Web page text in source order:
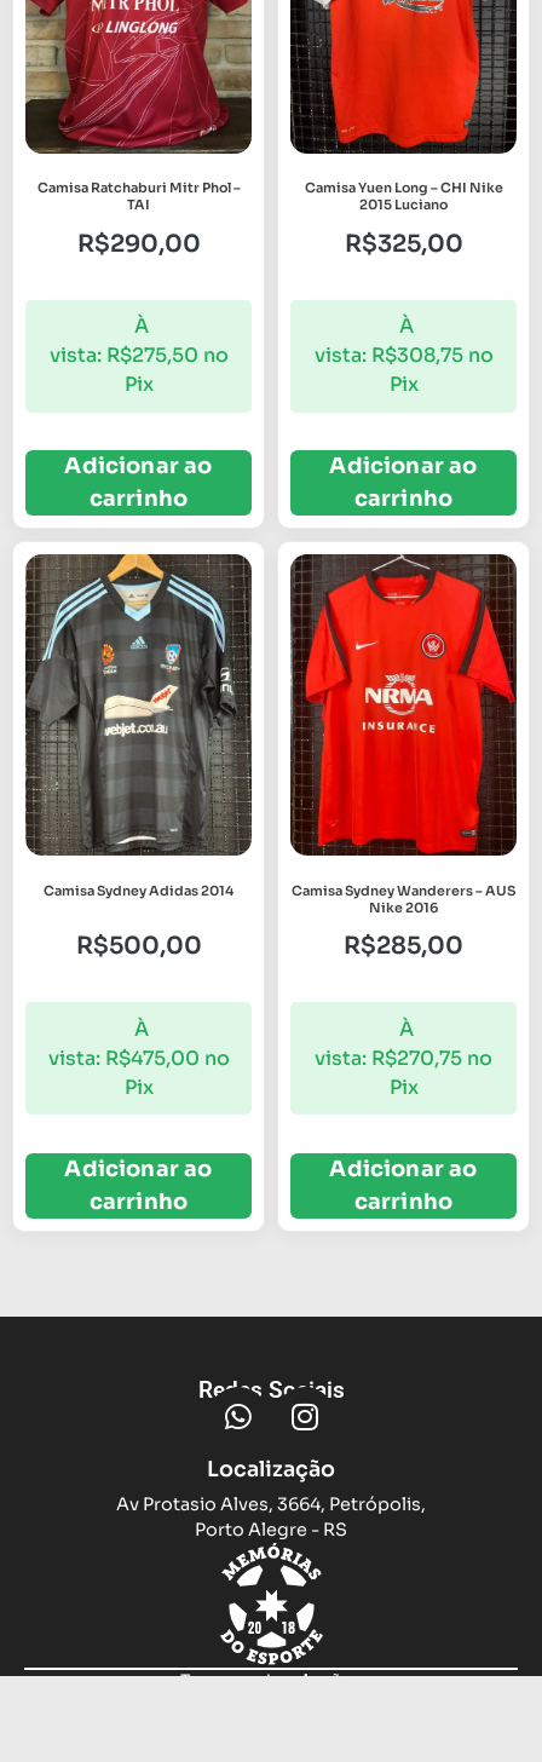
Camisa Ratchaburi Mitr Phol –
TAI
R$290,00
À
vista: R$275,50 no
Pix
Adicionar ao
carrinho
Camisa Yuen Long – CHI Nike
2015 Luciano
R$325,00
À
vista: R$308,75 no
Pix
Adicionar ao
carrinho
Camisa Sydney Adidas 2014
R$500,00
À
vista: R$475,00 no
Pix
Adicionar ao
carrinho
Camisa Sydney Wanderers – AUS
Nike 2016
R$285,00
À
vista: R$270,75 no
Pix
Adicionar ao
carrinho
Redes Sociais
Localização
Av Protasio Alves, 3664, Petrópolis,
Porto Alegre - RS
Trocas e devoluções